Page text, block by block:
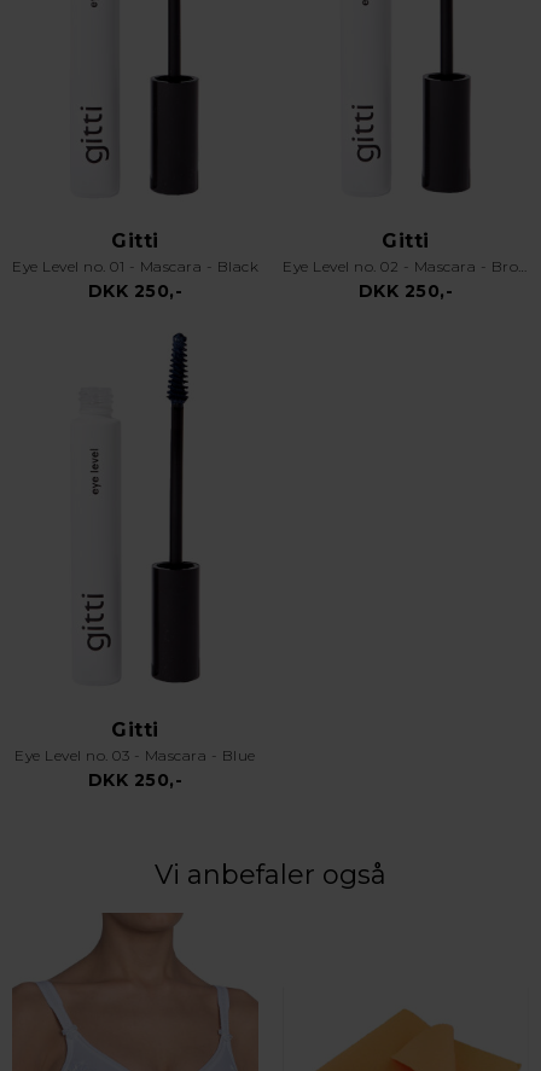
Gitti
Eye Level no. 01 - Mascara - Black
DKK 250,-
Gitti
Eye Level no. 02 - Mascara - Brown
DKK 250,-
Gitti
Eye Level no. 03 - Mascara - Blue
DKK 250,-
Vi anbefaler også